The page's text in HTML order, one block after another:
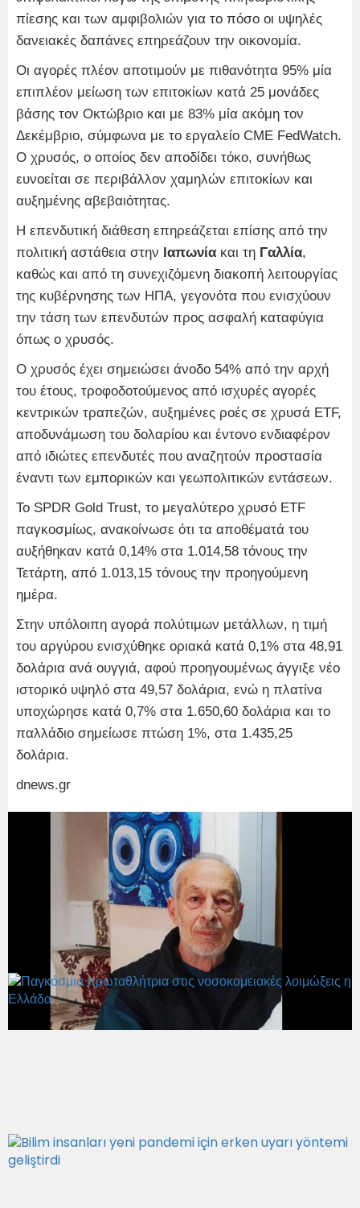
πίεσης και των αμφιβολιών για το πόσο οι υψηλές
δανειακές δαπάνες επηρεάζουν την οικονομία.
Οι αγορές πλέον αποτιμούν με πιθανότητα 95% μία
επιπλέον μείωση των επιτοκίων κατά 25 μονάδες
βάσης τον Οκτώβριο και με 83% μία ακόμη τον
Δεκέμβριο, σύμφωνα με το εργαλείο CME FedWatch.
Ο χρυσός, ο οποίος δεν αποδίδει τόκο, συνήθως
ευνοείται σε περιβάλλον χαμηλών επιτοκίων και
αυξημένης αβεβαιότητας.
Η επενδυτική διάθεση επηρεάζεται επίσης από την
πολιτική αστάθεια στην Ιαπωνία και τη Γαλλία,
καθώς και από τη συνεχιζόμενη διακοπή λειτουργίας
της κυβέρνησης των ΗΠΑ, γεγονότα που ενισχύουν
την τάση των επενδυτών προς ασφαλή καταφύγια
όπως ο χρυσός.
Ο χρυσός έχει σημειώσει άνοδο 54% από την αρχή
του έτους, τροφοδοτούμενος από ισχυρές αγορές
κεντρικών τραπεζών, αυξημένες ροές σε χρυσά ETF,
αποδυνάμωση του δολαρίου και έντονο ενδιαφέρον
από ιδιώτες επενδυτές που αναζητούν προστασία
έναντι των εμπορικών και γεωπολιτικών εντάσεων.
Το SPDR Gold Trust, το μεγαλύτερο χρυσό ETF
παγκοσμίως, ανακοίνωσε ότι τα αποθέματά του
αυξήθηκαν κατά 0,14% στα 1.014,58 τόνους την
Τετάρτη, από 1.013,15 τόνους την προηγούμενη
ημέρα.
Στην υπόλοιπη αγορά πολύτιμων μετάλλων, η τιμή
του αργύρου ενισχύθηκε οριακά κατά 0,1% στα 48,91
δολάρια ανά ουγγιά, αφού προηγουμένως άγγιξε νέο
ιστορικό υψηλό στα 49,57 δολάρια, ενώ η πλατίνα
υποχώρησε κατά 0,7% στα 1.650,60 δολάρια και το
παλλάδιο σημείωσε πτώση 1%, στα 1.435,25
δολάρια.
dnews.gr